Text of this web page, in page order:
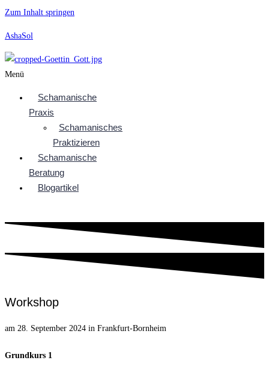
Zum Inhalt springen
AshaSol
Menü
Schamanische
Praxis
Schamanisches
Praktizieren
Schamanische
Beratung
Blogartikel
Workshop
am 28. September 2024 in Frankfurt-Bornheim
Grundkurs 1